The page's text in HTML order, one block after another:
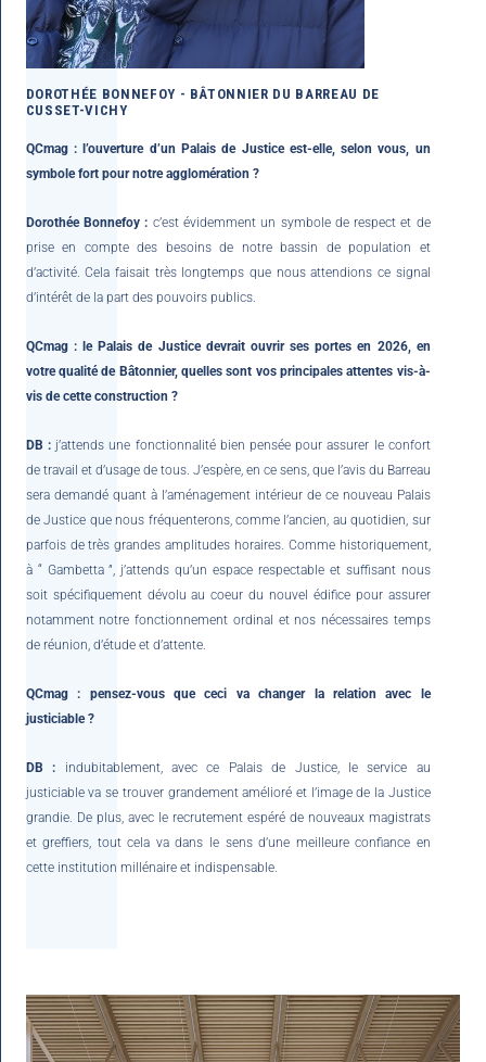
DOROTHÉE BONNEFOY - BÂTONNIER DU BARREAU DE
CUSSET-VICHY
QCmag : l’ouverture d’un Palais de Justice est-elle, selon vous, un
symbole fort pour notre agglomération ?
Dorothée Bonnefoy : c’est évidemment un symbole de respect et de
prise en compte des besoins de notre bassin de population et
d’activité. Cela faisait très longtemps que nous attendions ce signal
d’intérêt de la part des pouvoirs publics.
QCmag : le Palais de Justice devrait ouvrir ses portes en 2026, en
votre qualité de Bâtonnier, quelles sont vos principales attentes vis-à-
vis de cette construction ?
DB :j’attends une fonctionnalité bien pensée pour assurer le confort
de travail et d’usage de tous. J’espère, en ce sens, que l’avis du Barreau
sera demandé quant à l’aménagement intérieur de ce nouveau Palais
de Justice que nous fréquenterons, comme l’ancien, au quotidien, sur
parfois de très grandes amplitudes horaires. Comme historiquement,
à “ Gambetta ”, j’attends qu’un espace respectable et suffisant nous
soit spécifiquement dévolu au coeur du nouvel édifice pour assurer
notamment notre fonctionnement ordinal et nos nécessaires temps
de réunion, d’étude et d’attente.
QCmag : pensez-vous que ceci va changer la relation avec le
justiciable ?
DB : indubitablement, avec ce Palais de Justice, le service au
justiciable va se trouver grandement amélioré et l’image de la Justice
grandie. De plus, avec le recrutement espéré de nouveaux magistrats
et greffiers, tout cela va dans le sens d’une meilleure confiance en
cette institution millénaire et indispensable.